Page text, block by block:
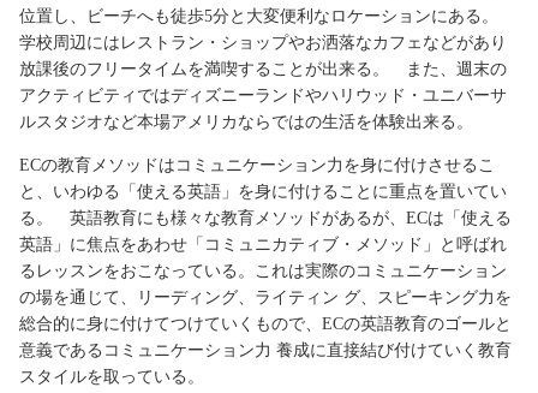
位置し、ビーチへも徒歩5分と大変便利なロケーションにある。
学校周辺にはレストラン・ショップやお洒落なカフェなどがあり
放課後のフリータイムを満喫することが出来る。 また、週末の
アクティビティではディズニーランドやハリウッド・ユニバーサ
ルスタジオなど本場アメリカならではの生活を体験出来る。
ECの教育メソッドはコミュニケーション力を身に付けさせるこ
と、いわゆる「使える英語」を身に付けることに重点を置いてい
る。 英語教育にも様々な教育メソッドがあるが、ECは「使える
英語」に焦点をあわせ「コミュニカティブ・メソッド」と呼ばれ
るレッスンをおこなっている。これは実際のコミュニケーション
の場を通じて、リーディング、ライティン グ、スピーキング力を
総合的に身に付けてつけていくもので、ECの英語教育のゴールと
意義であるコミュニケーション力 養成に直接結び付けていく教育
スタイルを取っている。